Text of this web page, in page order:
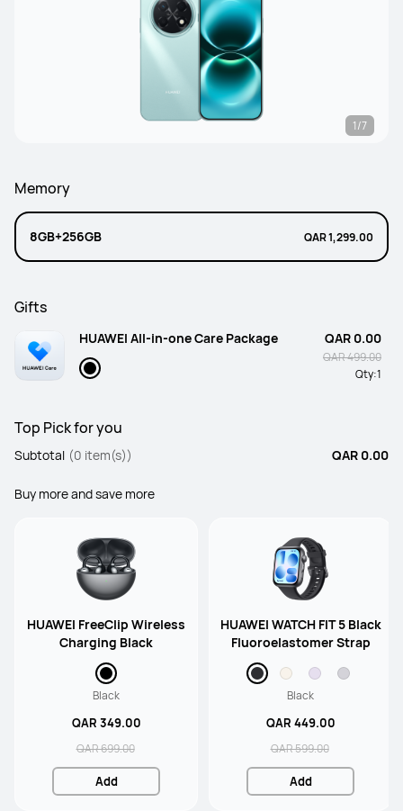
1/7
Memory
8GB+256GB QAR 1,299.00
Gifts
HUAWEI All-in-one Care Package QAR 0.00
QAR 499.00
Qty:1
Top Pick for you
Subtotal (0 item(s)) QAR 0.00
Buy more and save more
HUAWEI FreeClip Wireless
Charging Black
Black
QAR 349.00
QAR 699.00
Add
HUAWEI WATCH FIT 5 Black
Fluoroelastomer Strap
Black
QAR 449.00
QAR 599.00
Add